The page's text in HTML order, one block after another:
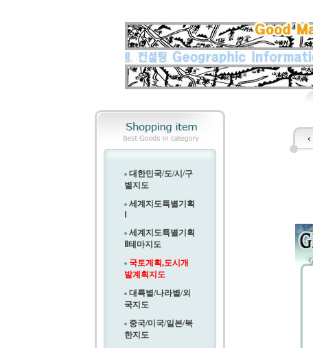
대한민국/도/시/구
별지도
세계지도특별기획
세계지도특별기획
테마지도
국토계획,도시개
발계획지도
대륙별/나라별/외
국지도
중국/미국/일본/북
한지도